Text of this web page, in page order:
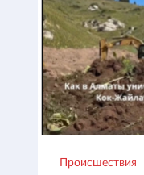
Происшествия